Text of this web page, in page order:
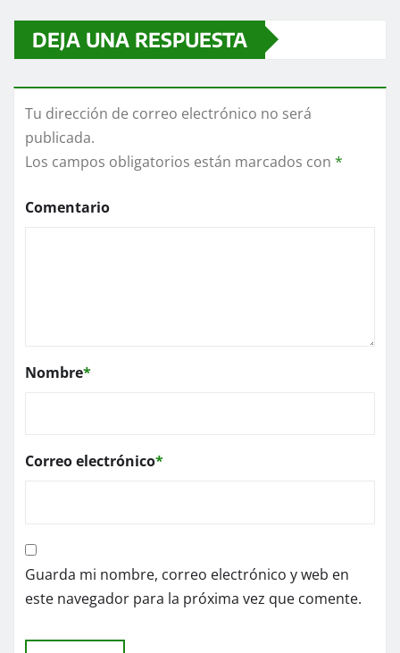
DEJA UNA RESPUESTA
Tu dirección de correo electrónico no será
publicada.
Los campos obligatorios están marcados con *
Comentario
Nombre*
Correo electrónico*
Guarda mi nombre, correo electrónico y web en
este navegador para la próxima vez que comente.